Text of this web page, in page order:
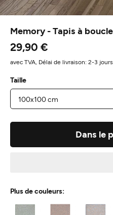
Memory - Tapis à
29,90 €
avec TVA, Délai de livraison: 2-3 jours
Taille
Dans le
Plus de couleurs: